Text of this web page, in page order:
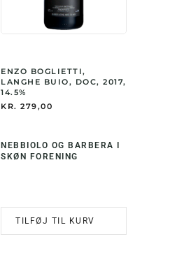
ENZO BOGLIETTI,
LANGHE BUIO, DOC, 2017,
14.5%
KR. 279,00
NEBBIOLO OG BARBERA I
SKØN FORENING
TILFØJ TIL KURV